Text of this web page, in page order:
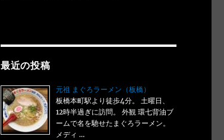
最近の投稿
元祖 まぐろラーメン（板橋）
板橋本町駅より徒歩4分。 土曜日、
12時半過ぎに訪問。 外観 環七背油ブ
ームで名を馳せたまぐろラーメン。
メディ …